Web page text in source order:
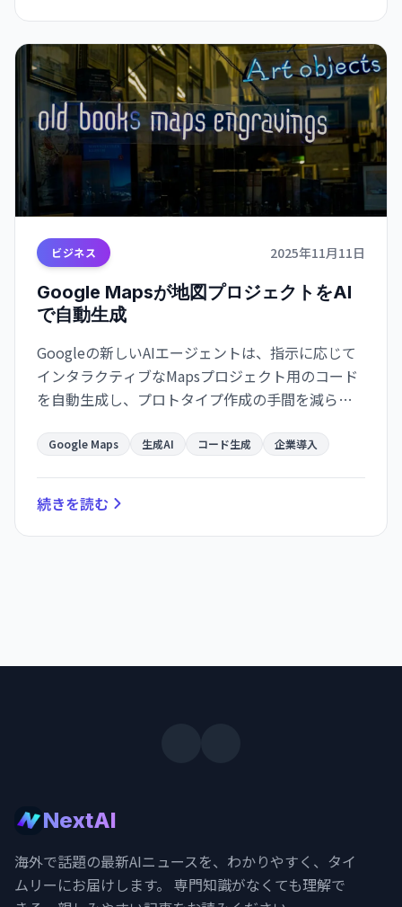
ビジネス 2025年11月11日
Google Mapsが地図プロジェクトをAI
で自動生成
Googleの新しいAIエージェントは、指示に応じて
インタラクティブなMapsプロジェクト用のコード
を自動生成し、プロトタイプ作成の手間を減らす
ンス確認が重要です。
Google Maps 生成AI コード生成 企業導入
続きを読む
NextAI
海外で話題の最新AIニュースを、わかりやすく、タイ
ムリーにお届けします。 専門知識がなくても理解で